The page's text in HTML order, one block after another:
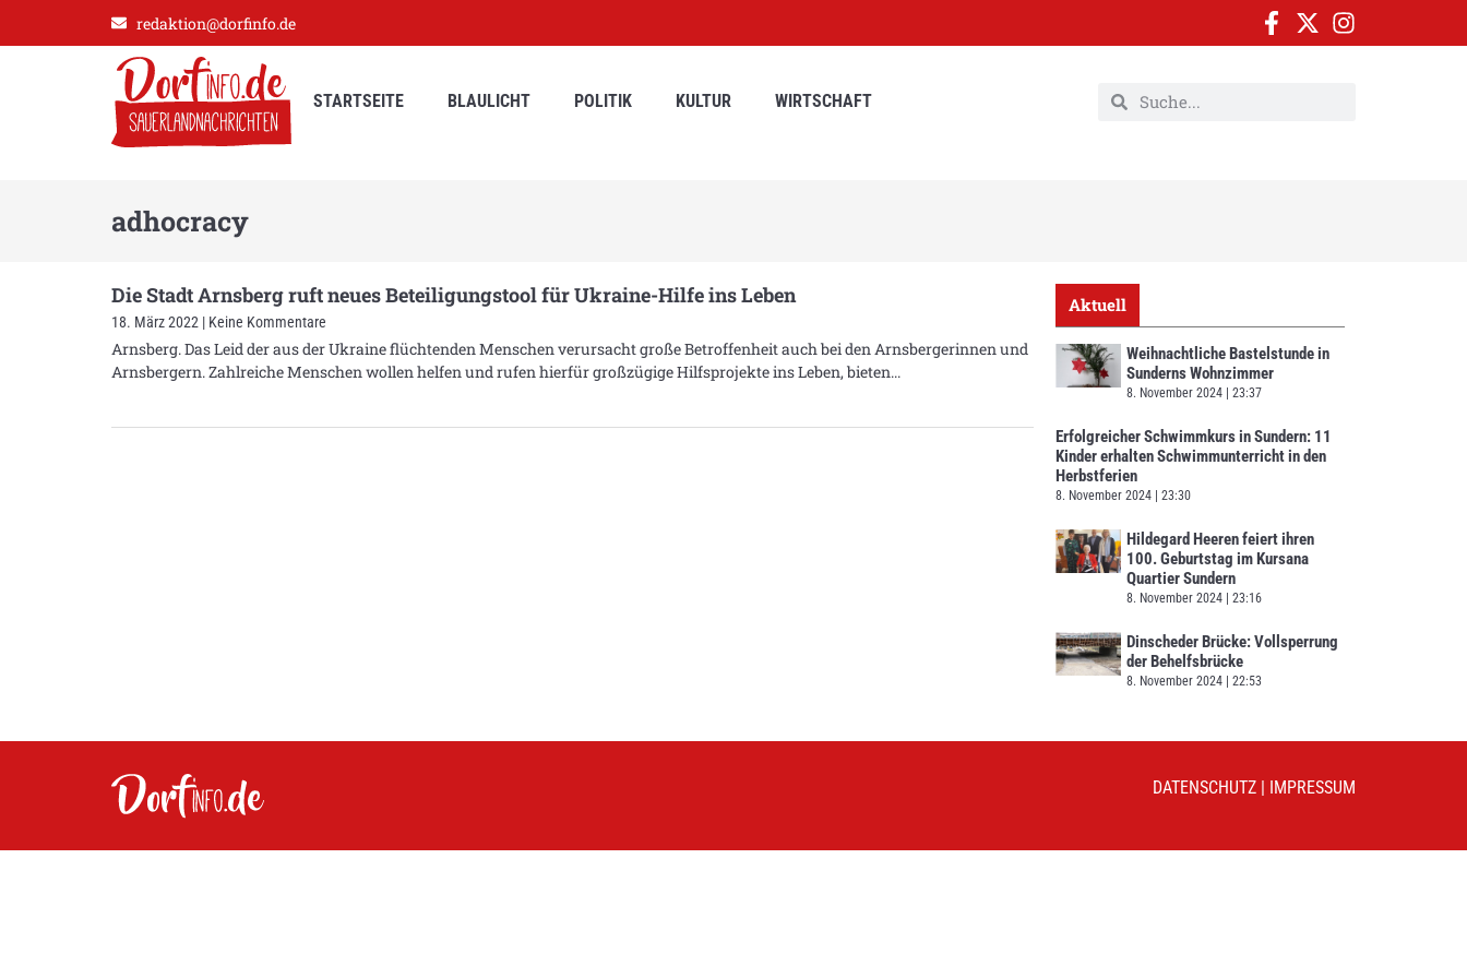
redaktion@dorfinfo.de
STARTSEITE BLAULICHT POLITIK KULTUR WIRTSCHAFT
adhocracy
Die Stadt Arnsberg ruft neues Beteiligungstool für Ukraine-Hilfe ins Leben
18. März 2022 Keine Kommentare
Arnsberg. Das Leid der aus der Ukraine flüchtenden Menschen verursacht große Betroffenheit auch bei den Arnsbergerinnen und
Arnsbergern. Zahlreiche Menschen wollen helfen und rufen hierfür großzügige Hilfsprojekte ins Leben, bieten
Aktuell
Weihnachtliche Bastelstunde in
Sunderns Wohnzimmer
8. November 2024 23:37
Erfolgreicher Schwimmkurs in Sundern: 11
Kinder erhalten Schwimmunterricht in den
Herbstferien
8. November 2024 23:30
Hildegard Heeren feiert ihren
100. Geburtstag im Kursana
Quartier Sundern
8. November 2024 23:16
Dinscheder Brücke: Vollsperrung
der Behelfsbrücke
8. November 2024 22:53
DATENSCHUTZ | IMPRESSUM